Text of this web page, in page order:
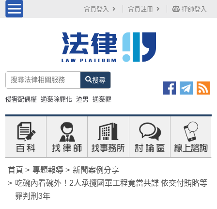
會員登入 會員註冊 律師登入
搜尋
侵害配偶權 通姦除罪化 渣男 通姦罪
首頁 專題報導
新聞案例分享
吃碗內看碗外！2人承攬國軍工程竟當共諜 依交付賄賂等
罪判刑3年